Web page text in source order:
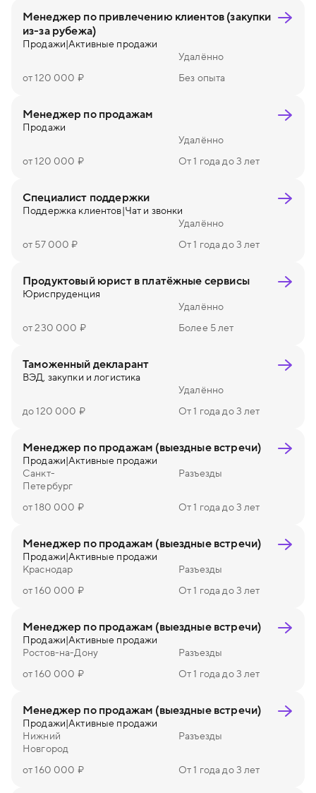
Менеджер по привлечению клиентов (закупки
из-за рубежа)
Продажи|Активные продажи
Удалённо
от 120 000 ₽
Без опыта
Менеджер по продажам
Продажи
Удалённо
от 120 000 ₽
От 1 года до 3 лет
Специалист поддержки
Поддержка клиентов|Чат и звонки
Удалённо
от 57 000 ₽
От 1 года до 3 лет
Продуктовый юрист в платёжные сервисы
Юриспруденция
Удалённо
от 230 000 ₽
Более 5 лет
Таможенный декларант
ВЭД, закупки и логистика
Удалённо
до 120 000 ₽
От 1 года до 3 лет
Менеджер по продажам (выездные встречи)
Продажи|Активные продажи
Санкт-
Петербург
Разъезды
от 180 000 ₽ От 1 года до 3 лет
Менеджер по продажам (выездные встречи)
Продажи|Активные продажи
Краснодар
Разъезды
от 160 000 ₽
От 1 года до 3 лет
Менеджер по продажам (выездные встречи)
Продажи|Активные продажи
Ростов-на-Дону
Разъезды
от 160 000 ₽
От 1 года до 3 лет
Менеджер по продажам (выездные встречи)
Продажи|Активные продажи
Нижний
Новгород
Разъезды
от 160 000 ₽ От 1 года до 3 лет